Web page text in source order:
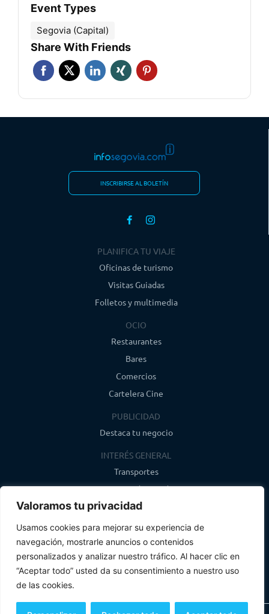
Valoramos tu privacidad
Usamos cookies para mejorar su experiencia de
navegación, mostrarle anuncios o contenidos
personalizados y analizar nuestro tráfico. Al hacer clic en
“Aceptar todo” usted da su consentimiento a nuestro uso
de las cookies.
Event Types
Segovia (Capital)
Share With Friends
INSCRIBIRSE AL BOLETÍN
PLANIFICA TU VIAJE
Oficinas de turismo
Visitas Guiadas
Folletos y multimedia
OCIO
Restaurantes
Bares
Comercios
Cartelera Cine
PUBLICIDAD
Destaca tu negocio
INTERÉS GENERAL
Transportes
Farmacias de guardia
Canal de WhatsApp
Último boletín
info@infosegovia.com